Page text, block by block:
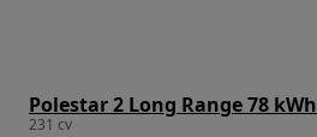
Polestar 2 Long Range 78 kWh
231 cv